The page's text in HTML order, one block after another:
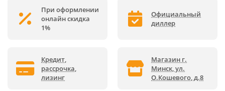
При оформлении
онлайн скидка
1%
Официальный
диллер
Кредит,
рассрочка,
лизинг
Магазин г.
Минск, ул.
О.Кошевого, д.8